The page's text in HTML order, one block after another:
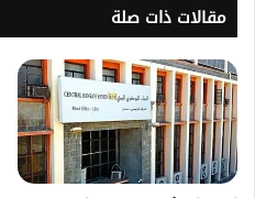
مقالات ذات صلة